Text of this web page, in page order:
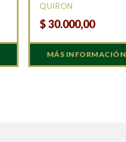
QUIRON
$30.000,00
MÁS INFORMACIÓN